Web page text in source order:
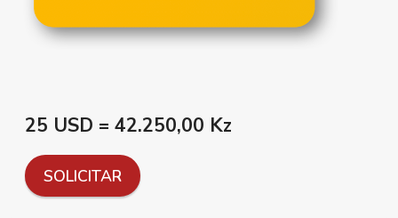
25 USD = 42.250,00 Kz
SOLICITAR